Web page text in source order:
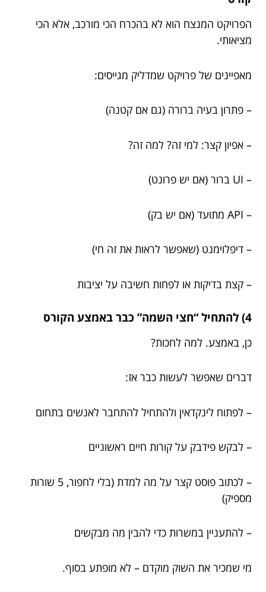
הפרויקט המנצח הוא לא בהכרח הכי מורכב, אלא הכי
מציאותי.
מאפיינים של פרויקט שמדליק מגייסים:
– פתרון בעיה ברורה (גם אם קטנה)
– אפיון קצר: למי זה? למה זה?
– UI ברור (אם יש פרונט)
– API מתועד (אם יש בק)
– דיפלוימנט (שאפשר לראות את זה חי)
– קצת בדיקות או לפחות חשיבה על יציבות
4) להתחיל “חצי השמה” כבר באמצע הקורס
כן, באמצע. למה לחכות?
דברים שאפשר לעשות כבר אז:
– לפתוח לינקדאין ולהתחיל להתחבר לאנשים בתחום
– לבקש פידבק על קורות חיים ראשוניים
– לכתוב פוסט קצר על מה למדת (בלי לחפור, 5 שורות
מספיק)
– להתעניין במשרות כדי להבין מה מבקשים
מי שמכיר את השוק מוקדם – לא מופתע בסוף.